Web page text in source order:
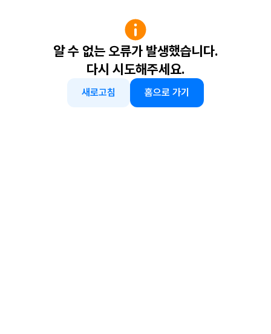
알 수 없는 오류가 발생했습니다.
다시 시도해주세요.
새로고침 홈으로 가기